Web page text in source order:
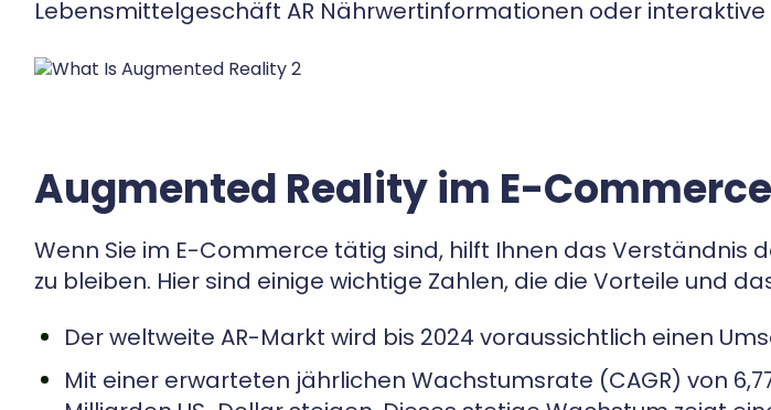
Lebensmittelgeschäft AR Nährwertinformationen oder
Augmented Reality im E-
Wenn Sie im E-Commerce tätig sind, hilft Ihnen das Verständnis
zu bleiben. Hier sind einige wichtige Zahlen, die die Vorteile und
Der weltweite AR-Markt wird bis 2024 voraussichtlich einen
Mit einer erwarteten jährlichen Wachstumsrate (CAGR) von